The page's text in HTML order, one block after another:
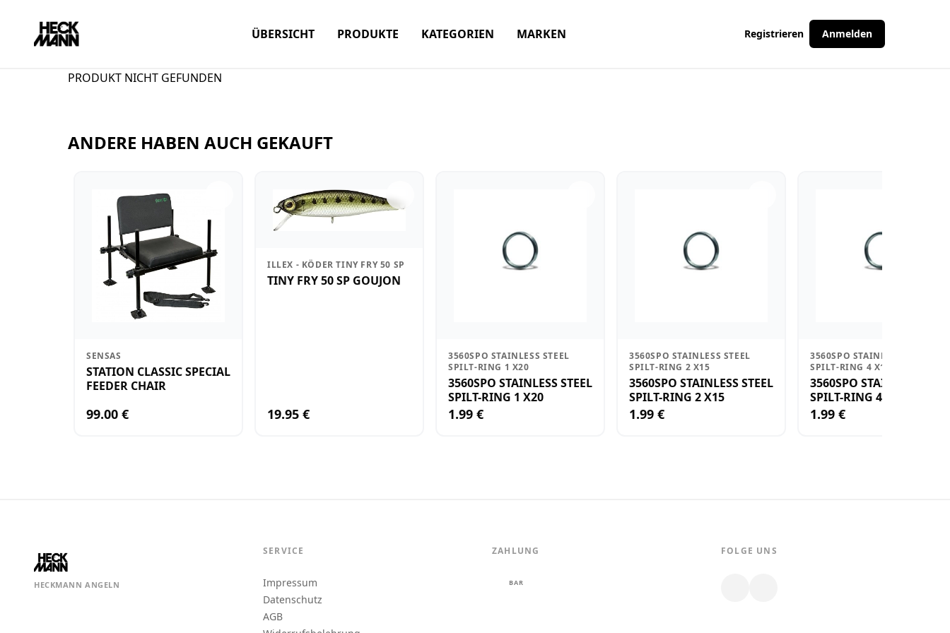
ÜBERSICHT PRODUKTE KATEGORIEN MARKEN Registrieren Anmelden
PRODUKT NICHT GEFUNDEN
ANDERE HABEN AUCH GEKAUFT
SENSAS
STATION CLASSIC SPECIAL
FEEDER CHAIR
99.00 €
ILLEX - KÖDER TINY FRY 50 SP
TINY FRY 50 SP GOUJON
19.95 €
3560SPO STAINLESS STEEL
SPILT-RING 1 X20
3560SPO STAINLESS STEEL
SPILT-RING 1 X20
1.99 €
3560SPO STAINLESS STEEL
SPILT-RING 2 X15
3560SPO STAINLESS STEEL
SPILT-RING 2 X15
1.99 €
3560SPO STAINLESS STEEL
SPILT-RING 4 X11
3560SPO STAINLESS
1.99 €
HECKMANN ANGELN
SERVICE
Impressum
Datenschutz
AGB
ZAHLUNG
BAR
FOLGE UNS